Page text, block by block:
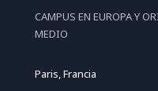
CAMPUS EN EUROPA Y
MEDIO
Paris, Francia